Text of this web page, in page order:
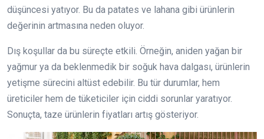
düşüncesi yatıyor. Bu da patates ve lahana gibi ürünlerin
değerinin artmasına neden oluyor.
Dış koşullar da bu süreçte etkili. Örneğin, aniden yağan bir
yağmur ya da beklenmedik bir soğuk hava dalgası, ürünlerin
yetişme sürecini altüst edebilir. Bu tür durumlar, hem
üreticiler hem de tüketiciler için ciddi sorunlar yaratıyor.
Sonuçta, taze ürünlerin fiyatları artış gösteriyor.